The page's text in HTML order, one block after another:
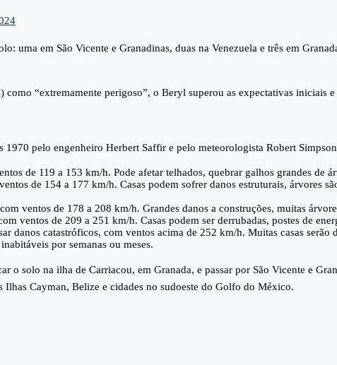
uma em São Vicente e Granadinas, duas na Venezuela e três em
“extremamente perigoso”, o Beryl superou as expectativas iniciais
1970 pelo engenheiro Herbert Saffir e pelo meteorologista Robert
de 119 a 153 km/h. Pode afetar telhados, quebrar galhos grandes de
de 154 a 177 km/h. Casas podem sofrer danos estruturais, árvores
ventos de 178 a 208 km/h. Grandes danos a construções, muitas
ventos de 209 a 251 km/h. Casas podem ser derrubadas, postes de
danos catastróficos, com ventos acima de 252 km/h. Muitas casas serão
por semanas ou meses.
o solo na ilha de Carriacou, em Granada, e passar por São Vicente e
Cayman, Belize e cidades no sudoeste do Golfo do México.